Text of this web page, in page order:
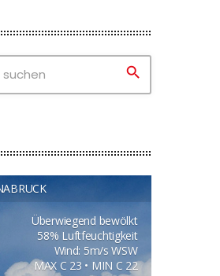
search
Überwiegend bewölkt
58% Luftfeuchtigkeit
Wind: 5m/s WSW
MAX C 23 • MIN C 22